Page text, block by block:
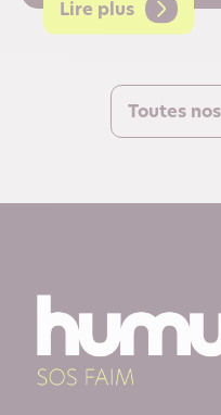
Lire plus
Toutes